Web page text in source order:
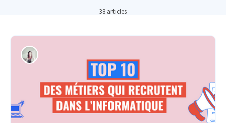
38 articles